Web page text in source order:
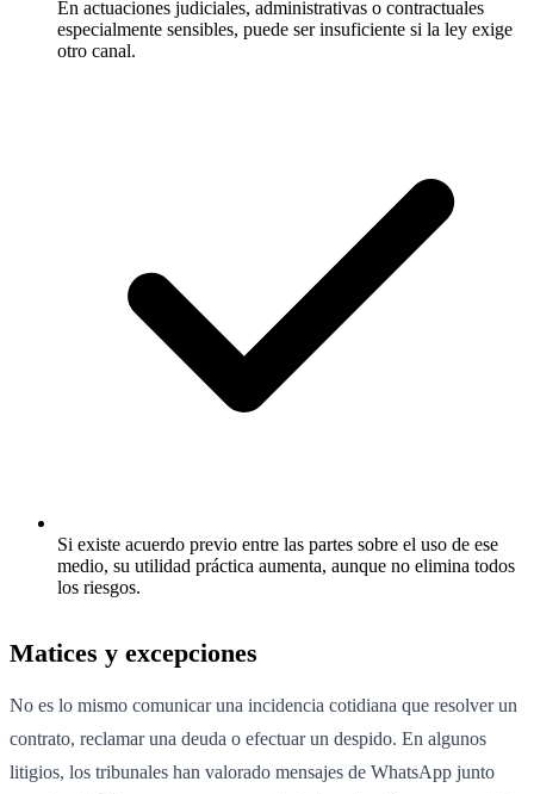
En actuaciones judiciales, administrativas o contractuales
especialmente sensibles, puede ser insuficiente si la ley exige
otro canal.
Si existe acuerdo previo entre las partes sobre el uso de ese
medio, su utilidad práctica aumenta, aunque no elimina todos
los riesgos.
Matices y excepciones
No es lo mismo comunicar una incidencia cotidiana que resolver un
contrato, reclamar una deuda o efectuar un despido. En algunos
litigios, los tribunales han valorado mensajes de WhatsApp junto